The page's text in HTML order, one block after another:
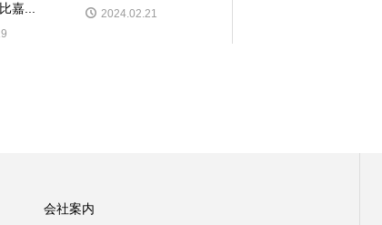
嘉...
2024.02.21
会社案内